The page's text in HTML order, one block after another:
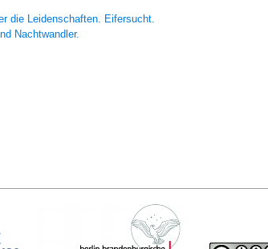
die Leidenschaften. Eifersucht.
Nachtwandler.